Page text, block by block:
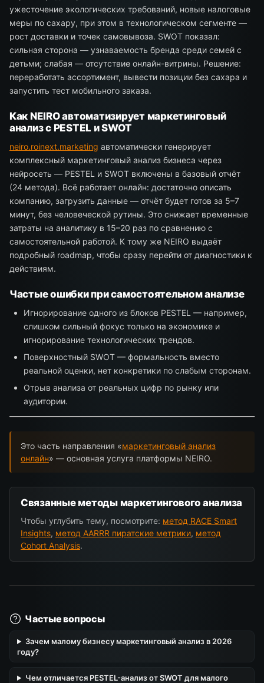
ужесточение экологических требований, новые налоговые
меры по сахару, при этом в технологическом сегменте —
рост доставки и точек самовывоза. SWOT показал:
сильная сторона — узнаваемость бренда среди семей с
детьми; слабая — отсутствие онлайн-витрины. Решение:
переработать ассортимент, вывести позиции без сахара и
запустить тест мобильного заказа.
Как NEIRO автоматизирует маркетинговый
анализ с PESTEL и SWOT
neiro.roinext.marketing автоматически генерирует
комплексный маркетинговый анализ бизнеса через
нейросеть — PESTEL и SWOT включены в базовый отчёт
(24 метода). Всё работает онлайн: достаточно описать
компанию, загрузить данные — отчёт будет готов за 5–7
минут, без человеческой рутины. Это снижает временные
затраты на аналитику в 15–20 раз по сравнению с
самостоятельной работой. К тому же NEIRO выдаёт
подробный roadmap, чтобы сразу перейти от диагностики к
действиям.
Частые ошибки при самостоятельном анализе
Игнорирование одного из блоков PESTEL — например,
слишком сильный фокус только на экономике и
игнорирование технологических трендов.
Поверхностный SWOT — формальность вместо
реальной оценки, нет конкретики по слабым сторонам.
Отрыв анализа от реальных цифр по рынку или
аудитории.
Это часть направления «маркетинговый анализ
онлайн» — основная услуга платформы NEIRO.
Связанные методы маркетингового анализа
Чтобы углубить тему, посмотрите: метод RACE Smart
Insights, метод AARRR пиратские метрики, метод
Cohort Analysis.
Частые вопросы
Зачем малому бизнесу маркетинговый анализ в 2026
году?
Чем отличается PESTEL-анализ от SWOT для малого